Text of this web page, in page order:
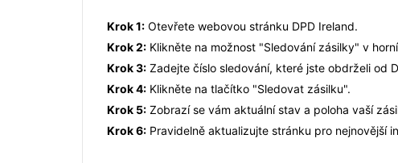
Krok 1: Otevřete webovou stránku DPD Ireland.
Krok 2: Klikněte na možnost "Sledování zásilky" v
Krok 3: Zadejte číslo sledování, které jste obdrželi od
Krok 4: Klikněte na tlačítko "Sledovat zásilku".
Krok 5: Zobrazí se vám aktuální stav a poloha vaší
Krok 6: Pravidelně aktualizujte stránku pro nejnovější